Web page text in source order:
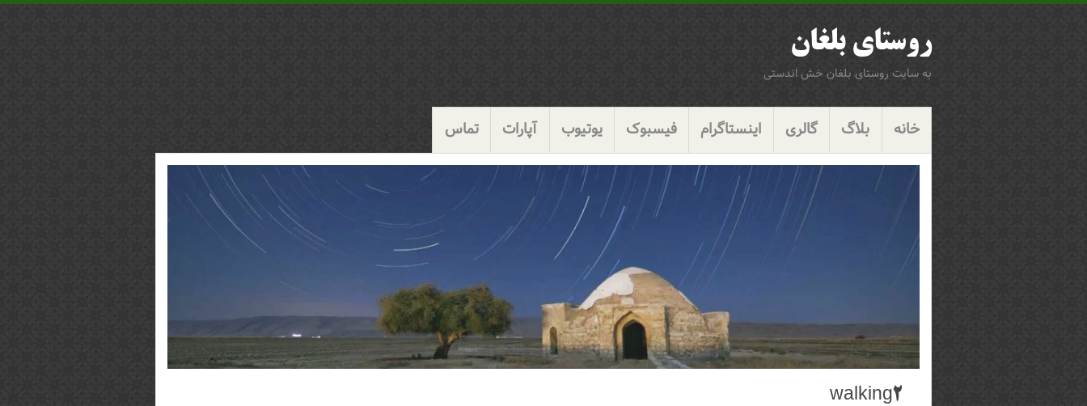
روستای بلغان
به سایت روستای بلغان خش اندستی
گزینگان
پرش
خانه بلاگ گالری اینستاگرام فیسبوک یوتیوب آپارات تماس
walking2